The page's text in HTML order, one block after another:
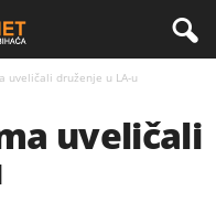
uveličali druženje u LA-u
uveličali